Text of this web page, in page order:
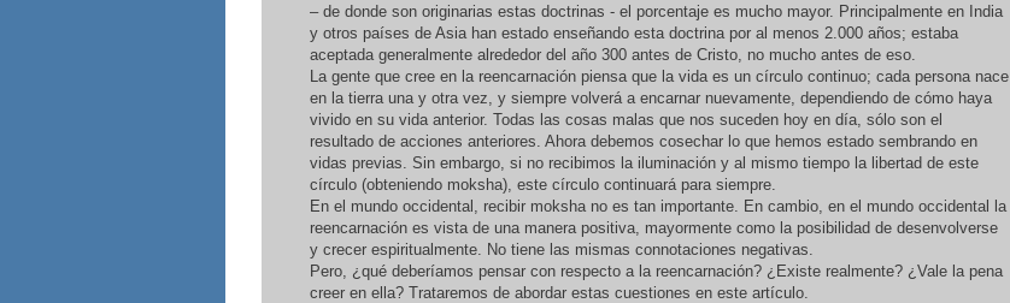
– de donde son originarias estas doctrinas - el porcentaje es mucho mayor. Principalmente en India
y otros países de Asia han estado enseñando esta doctrina por al menos 2.000 años; estaba
aceptada generalmente alrededor del año 300 antes de Cristo, no mucho antes de eso.
La gente que cree en la reencarnación piensa que la vida es un círculo continuo; cada persona nace
en la tierra una y otra vez, y siempre volverá a encarnar nuevamente, dependiendo de cómo haya
vivido en su vida anterior. Todas las cosas malas que nos suceden hoy en día, sólo son el
resultado de acciones anteriores. Ahora debemos cosechar lo que hemos estado sembrando en
vidas previas. Sin embargo, si no recibimos la iluminación y al mismo tiempo la libertad de este
círculo (obteniendo moksha), este círculo continuará para siempre.
En el mundo occidental, recibir moksha no es tan importante. En cambio, en el mundo occidental la
reencarnación es vista de una manera positiva, mayormente como la posibilidad de desenvolverse
y crecer espiritualmente. No tiene las mismas connotaciones negativas.
Pero, ¿qué deberíamos pensar con respecto a la reencarnación? ¿Existe realmente? ¿Vale la pena
creer en ella? Trataremos de abordar estas cuestiones en este artículo.